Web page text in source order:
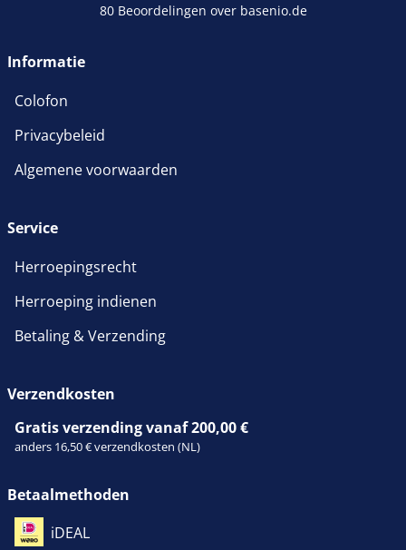
80 Beoordelingen over basenio.de
Informatie
Colofon
Privacybeleid
Algemene voorwaarden
Service
Herroepingsrecht
Herroeping indienen
Betaling & Verzending
Verzendkosten
Gratis verzending vanaf 200,00 €
anders 16,50 € verzendkosten (NL)
Betaalmethoden
iDEAL